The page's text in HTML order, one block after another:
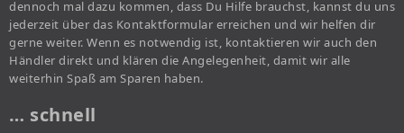
dennoch mal dazu kommen, dass Du Hilfe brauchst, kannst du uns
jederzeit über das Kontaktformular erreichen und wir helfen dir
gerne weiter. Wenn es notwendig ist, kontaktieren wir auch den
Händler direkt und klären die Angelegenheit, damit wir alle
weiterhin Spaß am Sparen haben.
… schnell